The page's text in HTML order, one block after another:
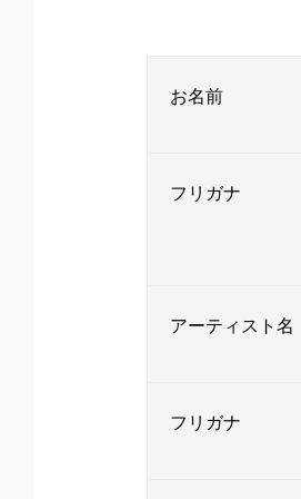
お名前
フリガナ
アーティスト名
フリガナ